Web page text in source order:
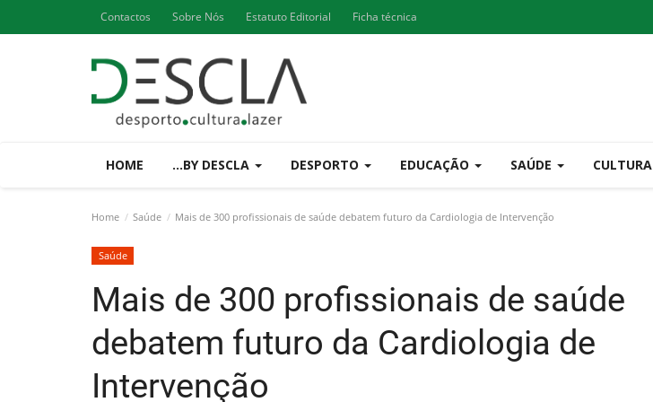
Contactos Sobre Nós Estatuto Editorial Ficha técnica
HOME ...BY DESCLA DESPORTO EDUCAÇÃO SAÚDE CULTURA
Home Saúde Mais de 300 profissionais de saúde debatem futuro da Cardiologia de Intervenção
Saúde
Mais de 300 profissionais de saúde
debatem futuro da Cardiologia de
Intervenção